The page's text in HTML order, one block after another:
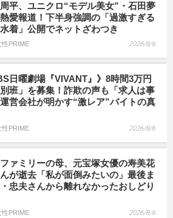
平、ユニクロ“モデル美女”・石田夢
愛報道！下半身強調の「過激すぎる
着」公開でネットざわつき
性PRIME 2026/8/6
日曜劇場『VIVANT』》8時間3万円
班」を募集！詐欺の声も「求人は事
営会社が明かす“激レア”バイトの真
性PRIME 2026/8/6
ァミリーの母、元宝塚女優の寿美花
が逝去「私が面倒みたいの」最後ま
忠夫さんから離れなかったおしどり
性PRIME 2026/8/6